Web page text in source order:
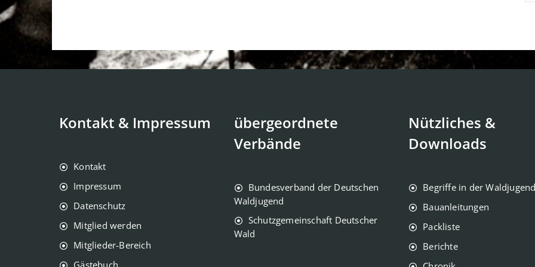
Kontakt & Impressum
Kontakt
Impressum
Datenschutz
Mitglied werden
Mitglieder-Bereich
Gästebuch
übergeordnete
Verbände
Bundesverband der Deutschen
Waldjugend
Schutzgemeinschaft Deutscher
Wald
Nützliches &
Downloads
Begriffe in der
Bauanleitungen
Packliste
Berichte